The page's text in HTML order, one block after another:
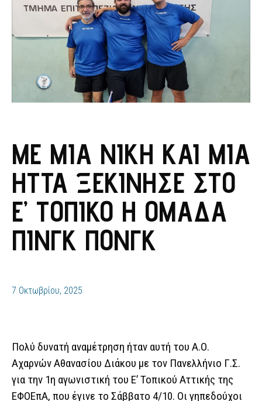
ΜΕ ΜΊΑ ΝΊΚΗ ΚΑΙ ΜΊΑ
ΉΤΤΑ ΞΕΚΊΝΗΣΕ ΣΤΟ
Ε’ ΤΟΠΙΚΌ Η ΟΜΆΔΑ
ΠΙΝΓΚ ΠΟΝΓΚ
7 Οκτωβρίου, 2025
Πολύ δυνατή αναμέτρηση ήταν αυτή του Α.Ο.
Αχαρνών Αθανασίου Διάκου με τον Πανελλήνιο Γ.Σ.
για την 1η αγωνιστική του Ε’ Τοπικού Αττικής της
ΕΦΟΕπΑ, που έγινε το Σάββατο 4/10. Οι γηπεδούχοι